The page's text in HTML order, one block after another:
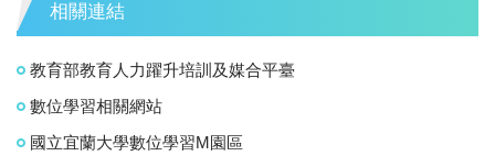
相關連結
教育部教育人力躍升培訓及媒合平臺
數位學習相關網站
國立宜蘭大學數位學習M園區